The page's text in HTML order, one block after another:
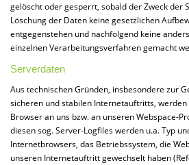
gelöscht oder gesperrt, sobald der Zweck der
Löschung der Daten keine gesetzlichen
entgegenstehen und nachfolgend keine
einzelnen Verarbeitungsverfahren gemacht
Serverdaten
Aus technischen Gründen, insbesondere zur
sicheren und stabilen Internetauftritts,
Browser an uns bzw. an unseren Webspace-
diesen sog. Server-Logfiles werden u.a. Typ
Internetbrowsers, das Betriebssystem, die
unseren Internetauftritt gewechselt haben